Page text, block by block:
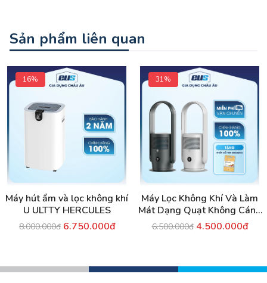
Sản phẩm liên quan
16%
Máy hút ẩm và lọc không khí
U ULTTY HERCULES
8.000.000đ 6.750.000đ
31%
Máy Lọc Không Khí Và Làm
Mát Dạng Quạt Không Cánh
U ULTTY SKJ-CR021
6.500.000đ 4.500.000đ